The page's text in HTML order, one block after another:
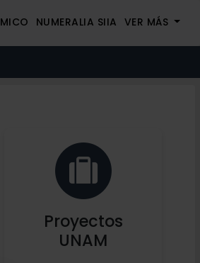
NUMERALIA SIIA VER MÁS
Proyectos
UNAM